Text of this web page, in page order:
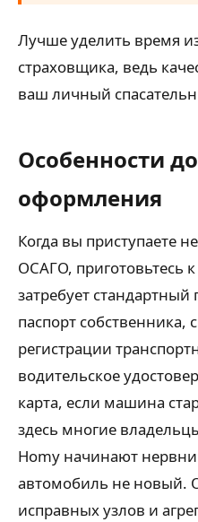
Лучше уделить время
страховщика, ведь
ваш личный
Особенности
оформления
Когда вы приступаете
ОСАГО, приготовьтесь
затребует стандартный
паспорт собственника,
регистрации
водительское
карта, если машина
здесь многие
Homy начинают
автомобиль не новый.
исправных узлов и